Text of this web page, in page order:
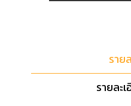
ราย
รายละ